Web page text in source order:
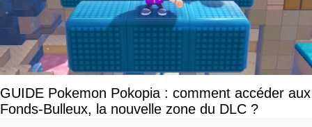
GUIDE Pokemon Pokopia : comment accéder aux
Fonds-Bulleux, la nouvelle zone du DLC ?